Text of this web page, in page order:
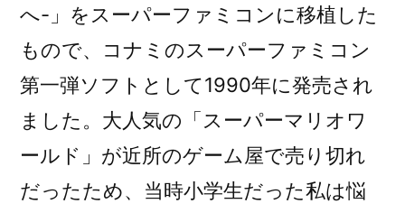
へ-」をスーパーファミコンに移植した
もので、コナミのスーパーファミコン
第一弾ソフトとして1990年に発売され
ました。大人気の「スーパーマリオワ
ールド」が近所のゲーム屋で売り切れ
だったため、当時小学生だった私は悩